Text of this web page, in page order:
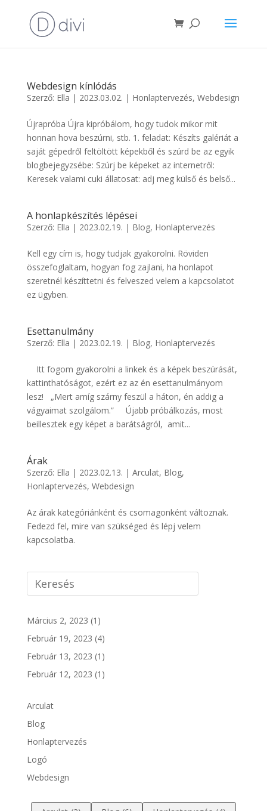
Webdesign kínlódás
Szerző: Ella | 2023.03.02. | Honlaptervezés, Webdesign
Újrapróba Újra kipróbálom, hogy tudok mikor mit
honnan hova beszúrni, stb. 1. feladat: Készíts galériát a
saját gépedről feltöltött képekből és szúrd be az egyik
blogbejegyzsébe: Szúrj be képeket az internetről:
Keresek valami cuki állatosat: adj meg külső és belső...
A honlapkészítés lépései
Szerző: Ella | 2023.02.19. | Blog, Honlaptervezés
Kell egy cím is, hogy tudjak gyakorolni. Röviden
összefoglaltam, hogyan fog zajlani, ha honlapot
szeretnél készíttetni és felveszed velem a kapcsolatot
ez ügyben.
Esettanulmány
Szerző: Ella | 2023.02.19. | Blog, Honlaptervezés
Itt fogom gyakorolni a linkek és a képek beszúrását,
kattinthatóságot, ezért ez az én esettanulmányom
lesz! „Mert amíg szárny feszül a háton, én addig a
vágyaimat szolgálom.” Újabb próbálkozás, most
beillesztek egy képet a barátságról, amit...
Árak
Szerző: Ella | 2023.02.13. | Arculat, Blog,
Honlaptervezés, Webdesign
Az árak kategóriánként és csomagonként változnak.
Fedezd fel, mire van szükséged és lépj velem
kapcsolatba.
Március 2, 2023 (1)
Február 19, 2023 (4)
Február 13, 2023 (1)
Február 12, 2023 (1)
Arculat
Blog
Honlaptervezés
Logó
Webdesign